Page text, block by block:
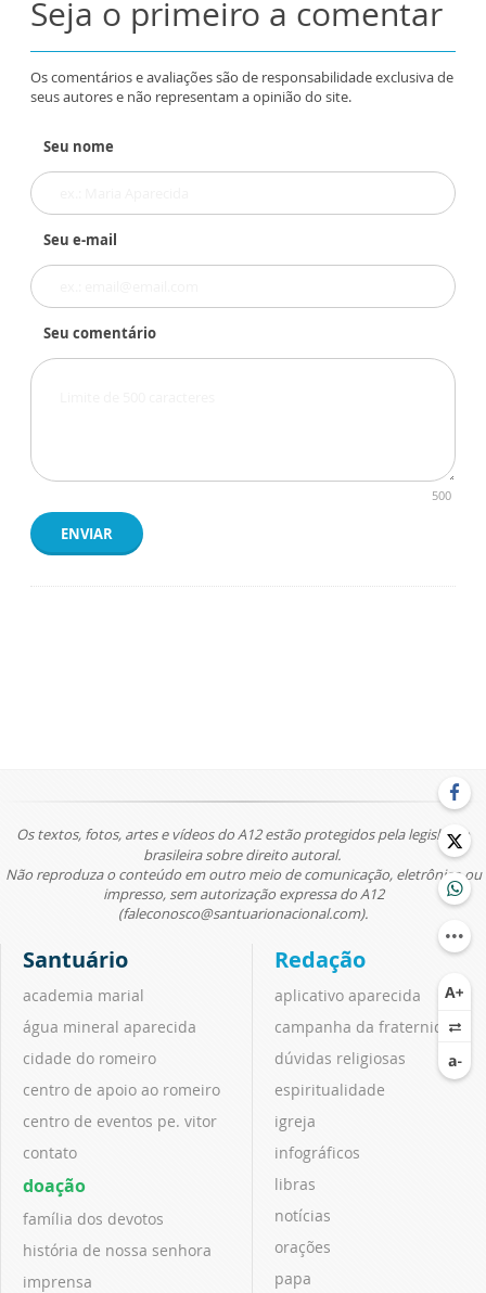
Seja o primeiro a comentar
Os comentários e avaliações são de responsabilidade exclusiva de
seus autores e não representam a opinião do site.
Seu nome
Seu e-mail
Seu comentário
500
ENVIAR
Os textos, fotos, artes e vídeos do A12 estão protegidos pela legislação
brasileira sobre direito autoral.
Não reproduza o conteúdo em outro meio de comunicação, eletrônico ou
impresso, sem autorização expressa do A12
(faleconosco@santuarionacional.com).
Santuário
academia marial
água mineral aparecida
cidade do romeiro
centro de apoio ao romeiro
centro de eventos pe. vitor
contato
doação
família dos devotos
história de nossa senhora
imprensa
Redação
aplicativo aparecida
campanha da fraternidade
dúvidas religiosas
espiritualidade
igreja
infográficos
libras
notícias
orações
papa